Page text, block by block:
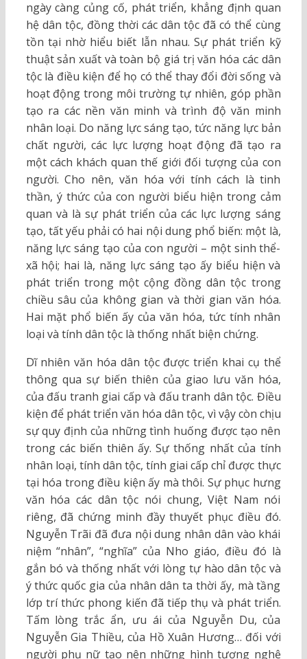
ngày càng củng cố, phát triển, khẳng định quan
hệ dân tộc, đồng thời các dân tộc đã có thể cùng
tồn tại nhờ hiểu biết lẫn nhau. Sự phát triển kỹ
thuật sản xuất và toàn bộ giá trị văn hóa các dân
tộc là điều kiện để họ có thể thay đổi đời sống và
hoạt động trong môi trường tự nhiên, góp phần
tạo ra các nền văn minh và trình độ văn minh
nhân loại. Do năng lực sáng tạo, tức năng lực bản
chất người, các lực lượng hoạt động đã tạo ra
một cách khách quan thế giới đối tượng của con
người. Cho nên, văn hóa với tính cách là tinh
thần, ý thức của con người biểu hiện trong cảm
quan và là sự phát triển của các lực lượng sáng
tạo, tất yếu phải có hai nội dung phổ biến: một là,
năng lực sáng tạo của con người – một sinh thể-
xã hội; hai là, năng lực sáng tạo ấy biểu hiện và
phát triển trong một cộng đồng dân tộc trong
chiều sâu của không gian và thời gian văn hóa.
Hai mặt phổ biến ấy của văn hóa, tức tính nhân
loại và tính dân tộc là thống nhất biện chứng.
Dĩ nhiên văn hóa dân tộc được triển khai cụ thể
thông qua sự biến thiên của giao lưu văn hóa,
của đấu tranh giai cấp và đấu tranh dân tộc. Điều
kiện để phát triển văn hóa dân tộc, vì vậy còn chịu
sự quy định của những tình huống được tạo nên
trong các biến thiên ấy. Sự thống nhất của tính
nhân loại, tính dân tộc, tính giai cấp chỉ được thực
tại hóa trong điều kiện ấy mà thôi. Sự phục hưng
văn hóa các dân tộc nói chung, Việt Nam nói
riêng, đã chứng minh đầy thuyết phục điều đó.
Nguyễn Trãi đã đưa nội dung nhân dân vào khái
niệm “nhân”, “nghĩa” của Nho giáo, điều đó là
gắn bó và thống nhất với lòng tự hào dân tộc và
ý thức quốc gia của nhân dân ta thời ấy, mà tầng
lớp trí thức phong kiến đã tiếp thụ và phát triển.
Tấm lòng trắc ẩn, ưu ái của Nguyễn Du, của
Nguyễn Gia Thiều, của Hồ Xuân Hương… đối với
người phụ nữ tạo nên những hình tượng nghệ